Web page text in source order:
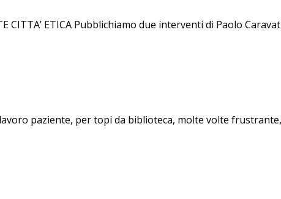
CITTA’ ETICA Pubblichiamo due interventi di Paolo
paziente, per topi da biblioteca, molte volte